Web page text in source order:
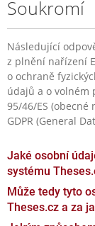
Soukromí
Následující
z plnění nařízení
o ochraně
údajů a o volném
95/46/ES
GDPR (General
Jaké osobní
systému
Může tedy tyto
Theses.cz a za